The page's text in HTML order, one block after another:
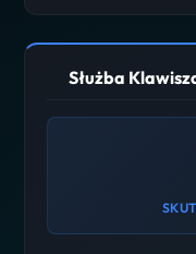
Służba